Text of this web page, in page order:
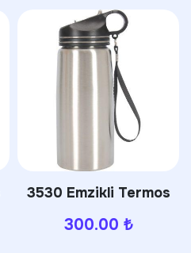
3530 Emzikli Termos
300.00 ₺